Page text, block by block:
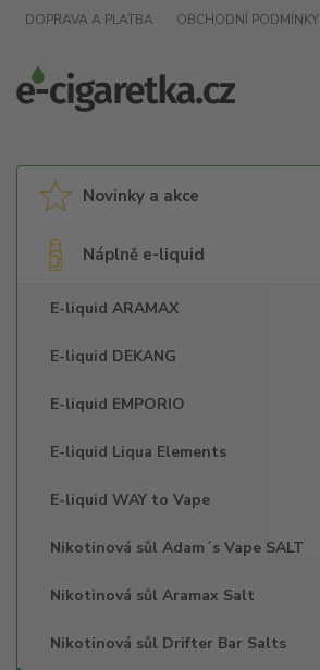
DOPRAVA A PLATBA OBCHODNÍ PODMÍNKY
Novinky a akce
Náplně e-liquid
E-liquid ARAMAX
E-liquid DEKANG
E-liquid EMPORIO
E-liquid Liqua Elements
E-liquid WAY to Vape
Nikotinová sůl Adam´s Vape SALT
Nikotinová sůl Aramax Salt
Nikotinová sůl Drifter Bar Salts